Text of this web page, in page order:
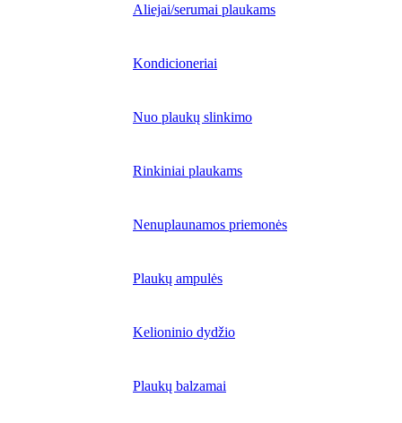
Aliejai/serumai plaukams
Kondicioneriai
Nuo plaukų slinkimo
Rinkiniai plaukams
Nenuplaunamos priemonės
Plaukų ampulės
Kelioninio dydžio
Plaukų balzamai